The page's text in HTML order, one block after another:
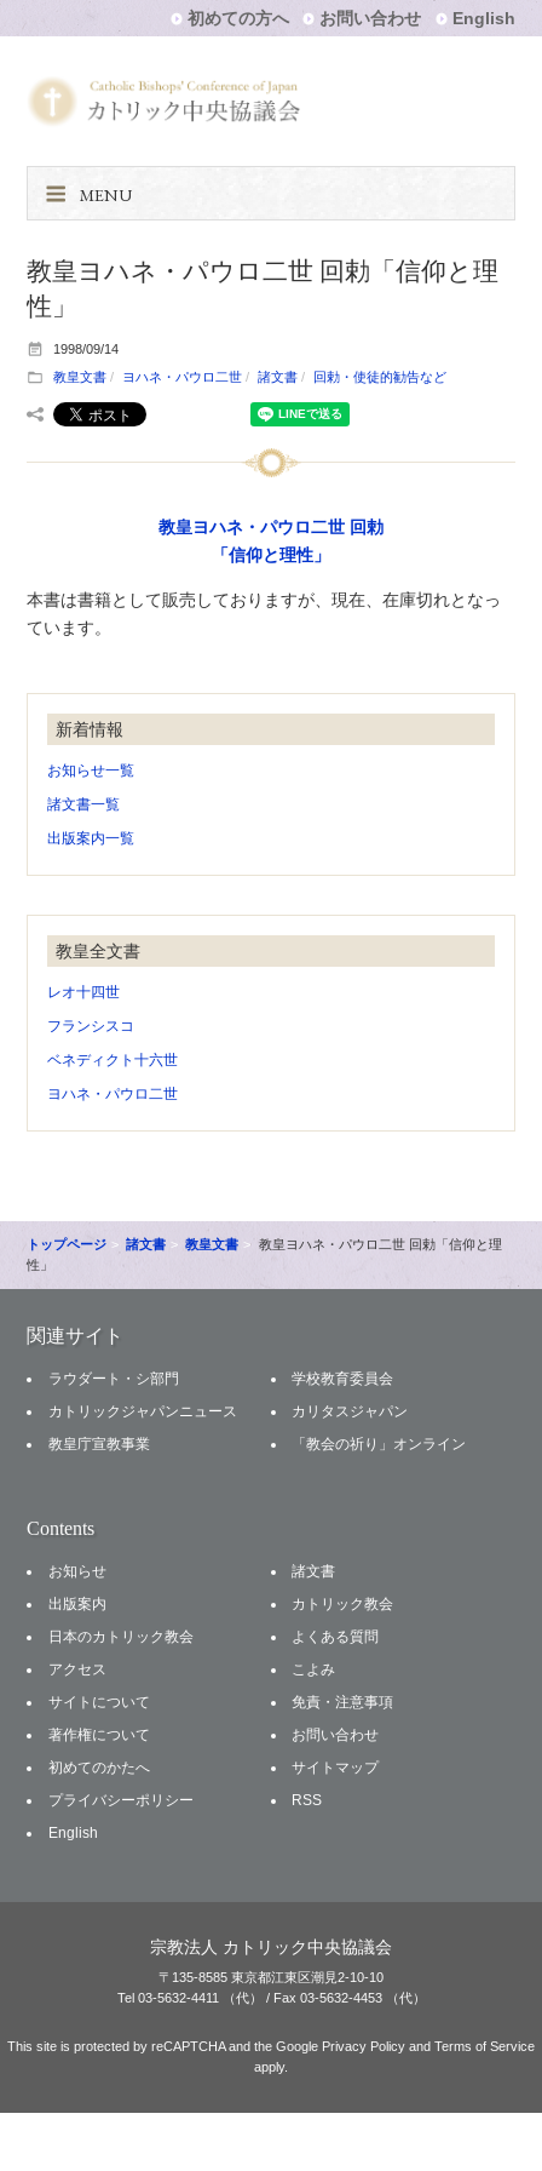
初めての方へ お問い合わせ English
MENU
教皇ヨハネ・パウロ二世 回勅「信仰と理
性」
1998/09/14
教皇文書
ヨハネ・パウロ二世 諸文書 回勅・使徒的勧告など
教皇ヨハネ・パウロ二世 回勅
「信仰と理性」
本書は書籍として販売しておりますが、現在、在庫切れとなっ
ています。
新着情報
お知らせ一覧
諸文書一覧
出版案内一覧
教皇全文書
レオ十四世
フランシスコ
ベネディクト十六世
ヨハネ・パウロ二世
トップページ 諸文書 教皇文書
教皇ヨハネ・パウロ二世 回勅「信仰と理
性」
関連サイト
ラウダート・シ部門
学校教育委員会
カトリックジャパンニュース
カリタスジャパン
教皇庁宣教事業
「教会の祈り」オンライン
Contents
お知らせ
諸文書
出版案内
カトリック教会
日本のカトリック教会
よくある質問
アクセス
こよみ
サイトについて
免責・注意事項
著作権について
お問い合わせ
初めてのかたへ
サイトマップ
プライバシーポリシー
RSS
English
宗教法人 カトリック中央協議会
〒135-8585 東京都江東区潮見2-10-10
Tel 03-5632-4411 （代） / Fax 03-5632-4453 （代）
This site is protected by reCAPTCHA and the Google Privacy Policy and Terms of Service
apply.